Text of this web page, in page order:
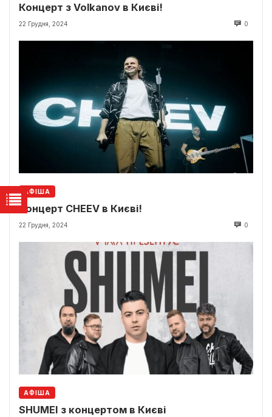
Концерт з Volkanov в Києві!
22 Грудня, 2024 0
АФІША
Концерт CHEEV в Києві!
22 Грудня, 2024 0
АФІША
SHUMEI з концертом в Києві